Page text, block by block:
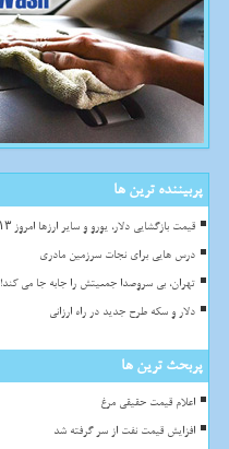
پربیننده ترین ها
قیمت بازگشایی دلار، یورو و سایر ارزها امروز ۱۳ خرداد ۱۴۰۵ به همراه جدول
درس هایی برای نجات سرزمین مادری
تهران، بی سروصدا جمعیتش را جابه جا می کند!
دلار و سکه طرح جدید در راه ارزانی
پربحث ترین ها
اعلام قیمت حقیقی مرغ
افزایش قیمت نفت از سر گرفته شد